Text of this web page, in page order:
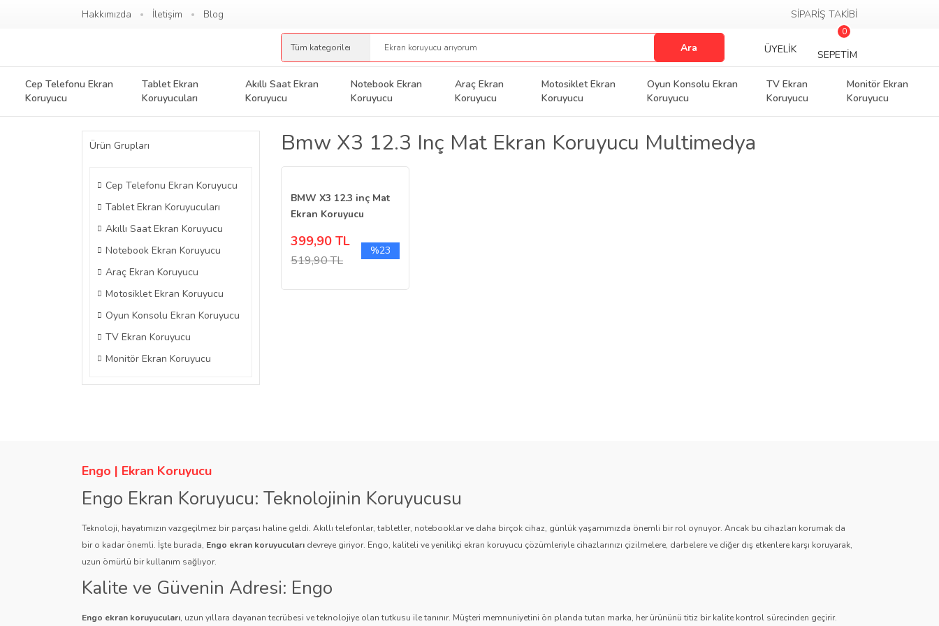
Hakkımızda İletişim Blog SİPARİŞ TAKİBİ
Ara ÜYELİK
0
SEPETİM
Cep Telefonu Ekran
Koruyucu
Tablet Ekran
Koruyucuları
Akıllı Saat Ekran
Koruyucu
Notebook Ekran
Koruyucu
Araç Ekran
Koruyucu
Motosiklet Ekran
Koruyucu
Oyun Konsolu Ekran
Koruyucu
TV Ekran
Koruyucu
Monitör Ekran
Koruyucu
Ürün Grupları
Cep Telefonu Ekran Koruyucu
Tablet Ekran Koruyucuları
Akıllı Saat Ekran Koruyucu
Notebook Ekran Koruyucu
Araç Ekran Koruyucu
Motosiklet Ekran Koruyucu
Oyun Konsolu Ekran Koruyucu
TV Ekran Koruyucu
Monitör Ekran Koruyucu
Bmw X3 12.3 Inç Mat Ekran Koruyucu Multimedya
BMW X3 12.3 inç Mat
Ekran Koruyucu
399,90 TL
519,90 TL
%23
Engo | Ekran Koruyucu
Engo Ekran Koruyucu: Teknolojinin Koruyucusu
Teknoloji, hayatımızın vazgeçilmez bir parçası haline geldi. Akıllı telefonlar, tabletler, notebooklar ve daha birçok cihaz, günlük yaşamımızda önemli bir rol oynuyor. Ancak bu cihazları korumak da
bir o kadar önemli. İşte burada, Engo ekran koruyucuları devreye giriyor. Engo, kaliteli ve yenilikçi ekran koruyucu çözümleriyle cihazlarınızı çizilmelere, darbelere ve diğer dış etkenlere karşı koruyarak,
uzun ömürlü bir kullanım sağlıyor.
Kalite ve Güvenin Adresi: Engo
Engo ekran koruyucuları, uzun yıllara dayanan tecrübesi ve teknolojiye olan tutkusu ile tanınır. Müşteri memnuniyetini ön planda tutan marka, her ürününü titiz bir kalite kontrol sürecinden geçirir.